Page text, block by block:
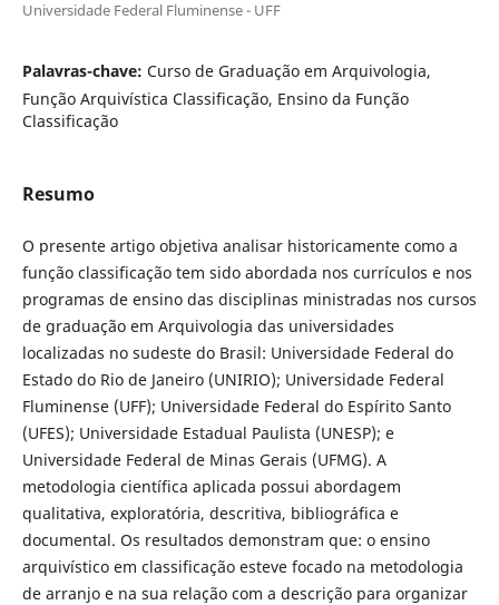
Universidade Federal Fluminense - UFF
Palavras-chave: Curso de Graduação em Arquivologia,
Função Arquivística Classificação, Ensino da Função
Classificação
Resumo
O presente artigo objetiva analisar historicamente como a
função classificação tem sido abordada nos currículos e nos
programas de ensino das disciplinas ministradas nos cursos
de graduação em Arquivologia das universidades
localizadas no sudeste do Brasil: Universidade Federal do
Estado do Rio de Janeiro (UNIRIO); Universidade Federal
Fluminense (UFF); Universidade Federal do Espírito Santo
(UFES); Universidade Estadual Paulista (UNESP); e
Universidade Federal de Minas Gerais (UFMG). A
metodologia científica aplicada possui abordagem
qualitativa, exploratória, descritiva, bibliográfica e
documental. Os resultados demonstram que: o ensino
arquivístico em classificação esteve focado na metodologia
de arranjo e na sua relação com a descrição para organizar